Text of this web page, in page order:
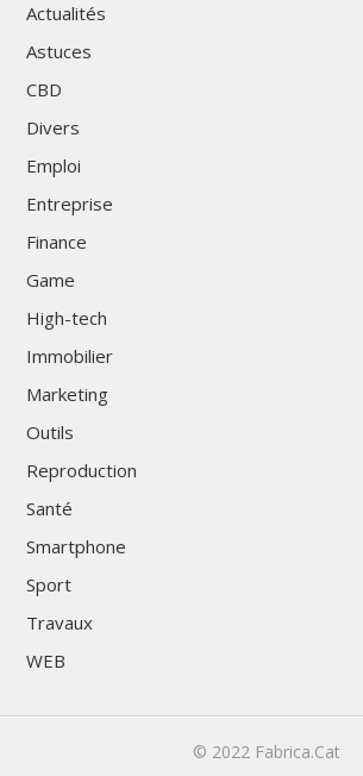
Actualités
Astuces
CBD
Divers
Emploi
Entreprise
Finance
Game
High-tech
Immobilier
Marketing
Outils
Reproduction
Santé
Smartphone
Sport
Travaux
WEB
© 2022 Fabrica.Cat